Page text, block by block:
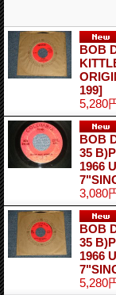
BOB
199]
5,280
BOB
35
1966
3,080
BOB
35
1966
5,280